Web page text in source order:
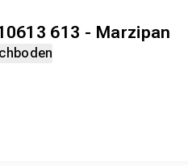
613 - Marzipan